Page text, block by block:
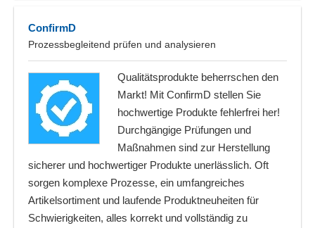
ConfirmD
Prozessbegleitend prüfen und analysieren
Qualitätsprodukte beherrschen den
Markt! Mit ConfirmD stellen Sie
hochwertige Produkte fehlerfrei her!
Durchgängige Prüfungen und
Maßnahmen sind zur Herstellung
sicherer und hochwertiger Produkte unerlässlich. Oft
sorgen komplexe Prozesse, ein umfangreiches
Artikelsortiment und laufende Produktneuheiten für
Schwierigkeiten, alles korrekt und vollständig zu